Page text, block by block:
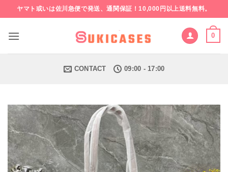
to
content
ヤマト或いは佐川急便で発送、通関保証！10,000円以上送料無料。
0
CONTACT 09:00 - 17:00